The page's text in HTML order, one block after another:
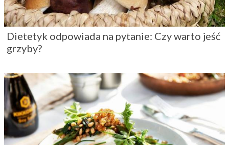
Dietetyk odpowiada na pytanie: Czy warto jeść
grzyby?